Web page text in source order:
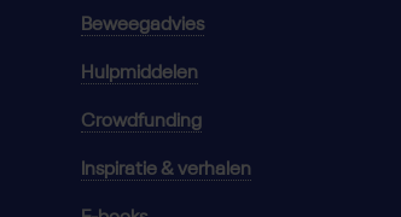
Beweegadvies
Hulpmiddelen
Crowdfunding
Inspiratie & verhalen